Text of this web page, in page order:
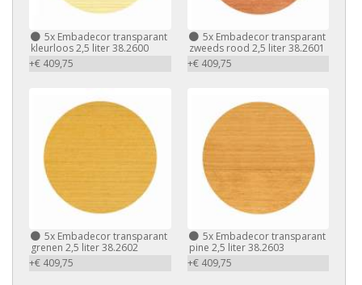
5x Embadecor transparant
kleurloos 2,5 liter 38.2600
+€ 409,75
5x Embadecor transparant
zweeds rood 2,5 liter 38.2601
+€ 409,75
5x Embadecor transparant
grenen 2,5 liter 38.2602
+€ 409,75
5x Embadecor transparant
pine 2,5 liter 38.2603
+€ 409,75